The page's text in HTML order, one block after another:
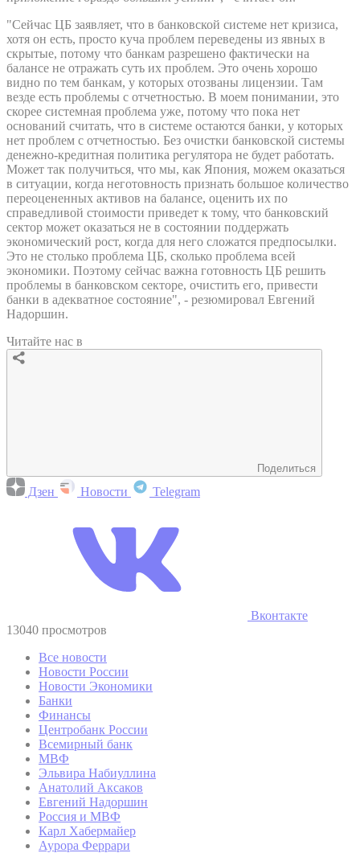
"Сейчас ЦБ заявляет, что в банковской системе нет кризиса,
хотя он есть, просто куча проблем переведены из явных в
скрытые, потому что банкам разрешено фактически на
балансе не отражать суть их проблем. Это очень хорошо
видно по тем банкам, у которых отозваны лицензии. Там
везде есть проблемы с отчетностью. В моем понимании, это
скорее системная проблема уже, потому что пока нет
оснований считать, что в системе остаются банки, у которых
нет проблем с отчетностью. Без очистки банковской системы
денежно-кредитная политика регулятора не будет работать.
Может так получиться, что мы, как Япония, можем оказаться
в ситуации, когда неготовность признать большое количество
переоцененных активов на балансе, оценить их по
справедливой стоимости приведет к тому, что банковский
сектор может оказаться не в состоянии поддержать
экономический рост, когда для него сложатся предпосылки.
Это не столько проблема ЦБ, сколько проблема всей
экономики. Поэтому сейчас важна готовность ЦБ решить
проблемы в банковском секторе, очистить его, привести
банки в адекватное состояние", - резюмировал Евгений
Надоршин.
Читайте нас в
Поделиться
Дзен Новости Telegram
Вконтакте
13040 просмотров
Все новости
Новости России
Новости Экономики
Банки
Финансы
Центробанк России
Всемирный банк
МВФ
Эльвира Набиуллина
Анатолий Аксаков
Евгений Надоршин
Россия и МВФ
Карл Хабермайер
Аурора Феррари